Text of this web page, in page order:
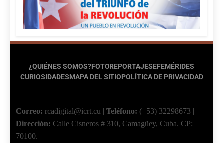
¿QUIÉNES SOMOS?FOTOREPORTAJESEFEMÉRIDES
CURIOSIDADESMAPA DEL SITIOPOLÍTICA DE PRIVACIDAD
Correo: rcadigital@icrt.cu | Teléfono: (+53) 32298673 |
Dirección: Calle Cisneros # 310, Camagüey, Cuba. CP:
70100.